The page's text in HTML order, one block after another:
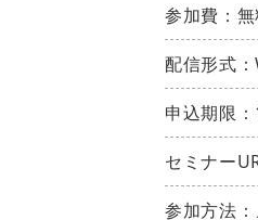
参加費：
配信形式
申込期限
セミナー
参加方法